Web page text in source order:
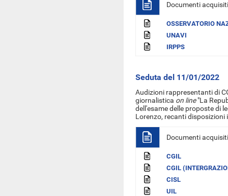
Documenti acquisiti
OSSERVATORIO
UNAVI
IRPPS
Seduta del 11/01/2022
Audizioni rappresentanti di
giornalistica on line"La
dell'esame delle proposte di
Lorenzo, recanti
Documenti acquisiti
CGIL
CGIL
CISL
UIL